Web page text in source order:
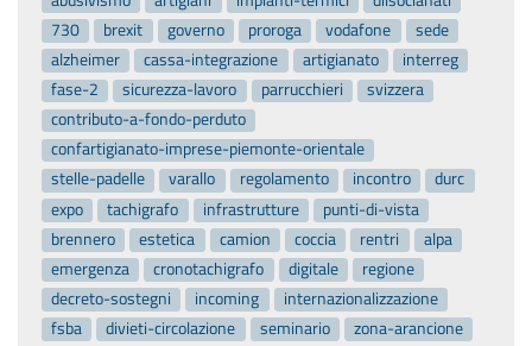
730
brexit governo proroga vodafone
sede
alzheimer
cassa-integrazione artigianato
interreg
fase-2
sicurezza-lavoro parrucchieri
svizzera
contributo-a-fondo-perduto
confartigianato-imprese-piemonte-orientale
stelle-padelle
varallo regolamento incontro
durc
expo
tachigrafo infrastrutture
punti-di-vista
brennero
estetica camion coccia rentri
alpa
emergenza
cronotachigrafo digitale
regione
decreto-sostegni
incoming
internazionalizzazione
fsba
divieti-circolazione seminario
zona-arancione